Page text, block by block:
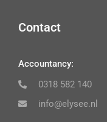
Contact
Accountancy:
0318 582 140
info@elysee.nl